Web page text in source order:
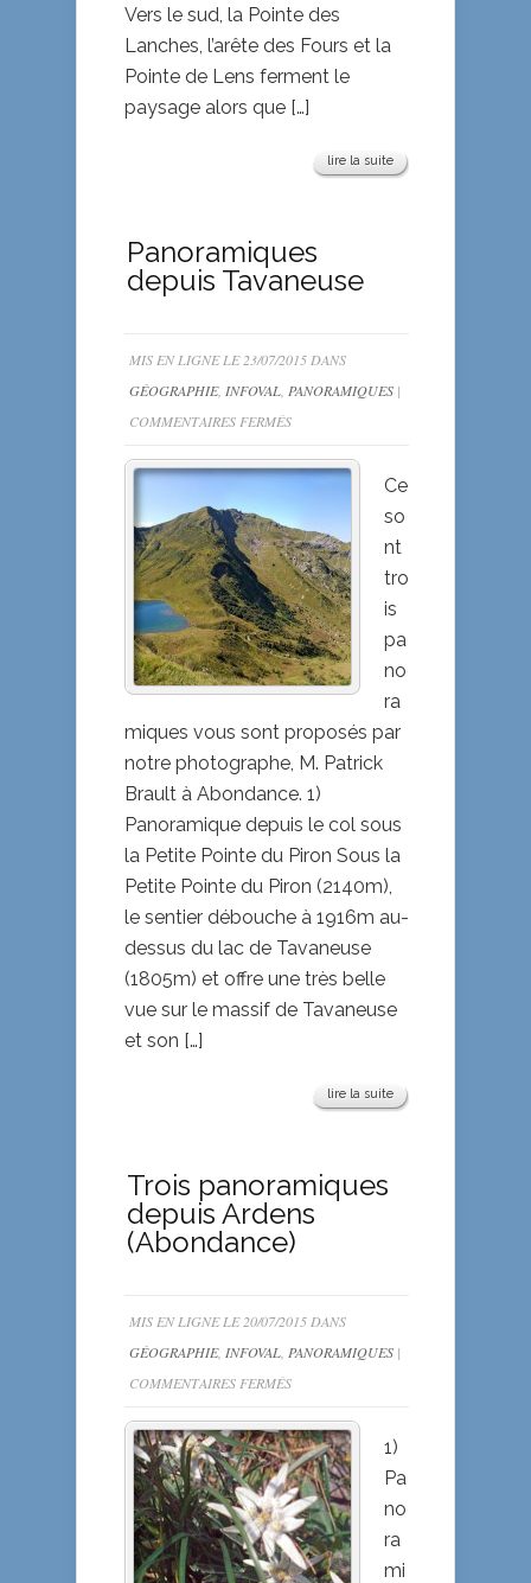
Vers le sud, la Pointe des
Lanches, l’arête des Fours et la
Pointe de Lens ferment le
paysage alors que […]
lire la suite
Panoramiques
depuis Tavaneuse
MIS EN LIGNE LE 23/07/2015 DANS
GÉOGRAPHIE, INFOVAL PANORAMIQUES |
COMMENTAIRES FERMÉSSUR
DEPUIS
Ce
so
nt
tro
is
pa
no
ra
miques vous sont proposés par
notre photographe, M. Patrick
Brault à Abondance. 1)
Panoramique depuis le col sous
la Petite Pointe du Piron Sous la
Petite Pointe du Piron (2140m),
le sentier débouche à 1916m au-
dessus du lac de Tavaneuse
(1805m) et offre une très belle
vue sur le massif de Tavaneuse
et son […]
lire la suite
Trois panoramiques
depuis Ardens
(Abondance)
MIS EN LIGNE LE 20/07/2015 DANS
GÉOGRAPHIE, INFOVAL PANORAMIQUES |
COMMENTAIRES FERMÉSSUR
PANORAMIQUES
DEPUIS
ARDENS
(ABONDANCE)
1)
Pa
no
ra
mi